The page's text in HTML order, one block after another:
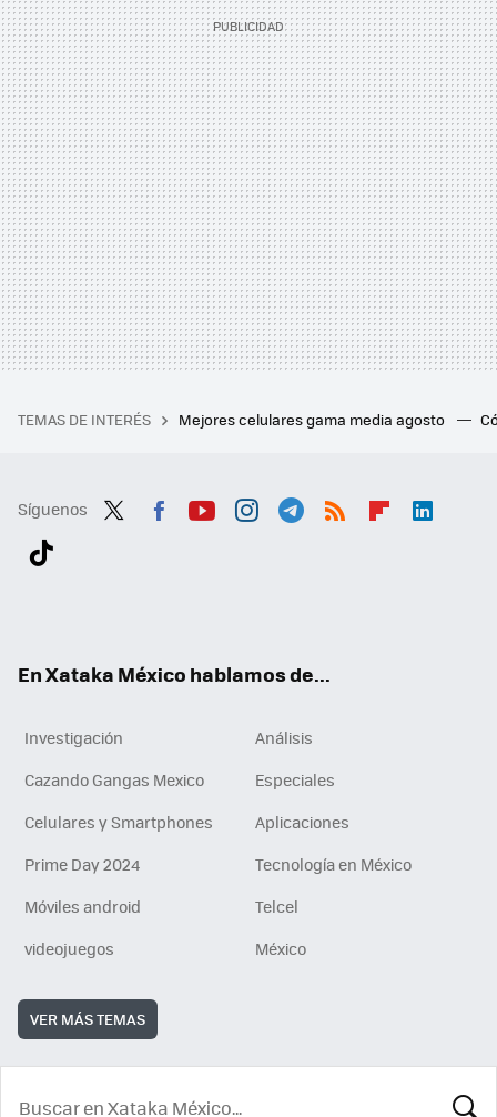
TEMAS DE INTERÉS Mejores celulares gama media agosto
Síguenos
En Xataka México hablamos de...
Investigación
Análisis
Cazando Gangas Mexico
Especiales
Celulares y Smartphones
Aplicaciones
Prime Day 2024
Tecnología en México
Móviles android
Telcel
videojuegos
México
VER MÁS TEMAS